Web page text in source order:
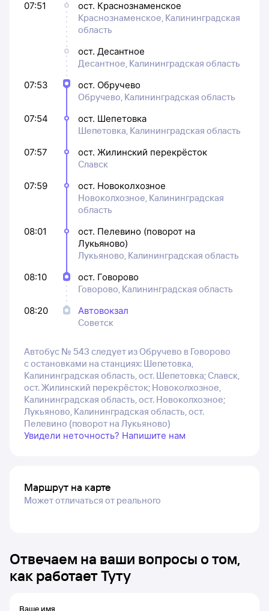
07:51
ост. Краснознаменское
Краснознаменское, Калининградская
область
ост. Десантное
Десантное, Калининградская область
07:53
ост. Обручево
Обручево, Калининградская область
07:54
ост. Шепетовка
Шепетовка, Калининградская область
07:57
ост. Жилинский перекрёсток
Славск
07:59
ост. Новоколхозное
Новоколхозное, Калининградская
область
08:01
ост. Пелевино (поворот на
Лукьяново)
Лукьяново, Калининградская область
08:10
ост. Говорово
Говорово, Калининградская область
08:20
Автовокзал
Советск
Автобус № 543 следует из Обручево в Говорово
с остановками на станциях: Шепетовка,
Калининградская область, ост. Шепетовка; Славск,
ост. Жилинский перекрёсток; Новоколхозное,
Калининградская область, ост. Новоколхозное;
Лукьяново, Калининградская область, ост.
Пелевино (поворот на Лукьяново)
Увидели неточность? Напишите нам
Маршрут на карте
Может отличаться от реального
Отвечаем на ваши вопросы о том,
как работает Туту
Ваше имя